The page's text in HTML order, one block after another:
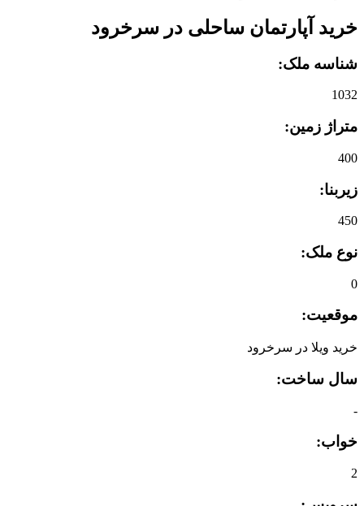
خرید آپارتمان ساحلی در سرخرود
شناسه ملک:
1032
متراژ زمین:
400
زیربنا:
450
نوع ملک:
0
موقعیت:
خرید ویلا در سرخرود
سال ساخت:
-
خواب:
2